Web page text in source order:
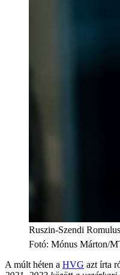
Ruszin-Szendi
Fotó: Mónus Márton/
A múlt héten a HVG azt írta